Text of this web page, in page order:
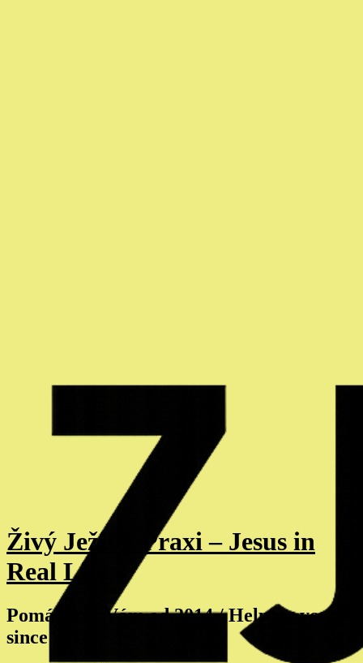
Živý Ježiš v Praxi – Jesus in
Real Life
Pomáhame Vám od 2014 / Helping you
since 2014